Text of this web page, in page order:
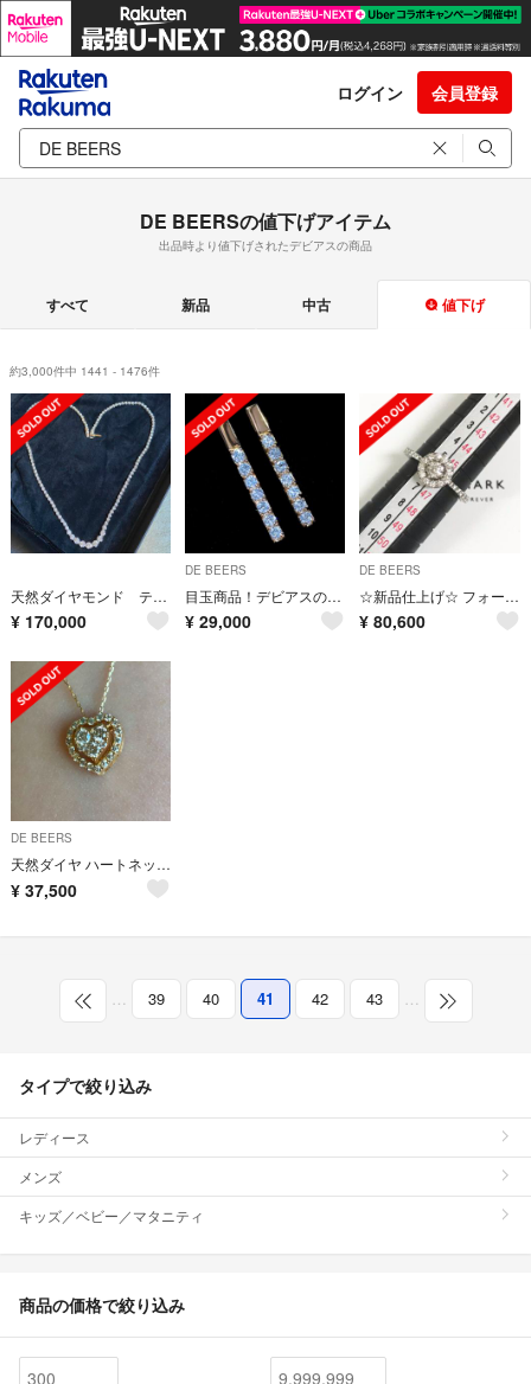
ログイン 会員登録
DE BEERSの値下げアイテム
出品時より値下げされたデビアスの商品
すべて 新品 中古 値下げ
約3,000件中 1441 - 1476件
天然ダイヤモンド テニス ネックレス 5.0ct ブレス 10. カルティエ
¥ 170,000
DE BEERS
目玉商品！デビアスのダイヤ 0.20ct K18YG ピアス 鑑別付
¥ 29,000
DE BEERS
☆新品仕上げ☆ フォーエバーマーク カシケイ リング forever mark
¥ 80,600
DE BEERS
天然ダイヤ ハートネックレス
¥ 37,500
… 39 40 41 42 43 …
タイプで絞り込み
レディース
メンズ
キッズ／ベビー／マタニティ
商品の価格で絞り込み